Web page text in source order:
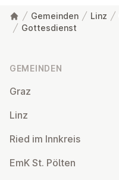
Gemeinden Linz
Gottesdienst
GEMEINDEN
Graz
Linz
Ried im Innkreis
EmK St. Pölten